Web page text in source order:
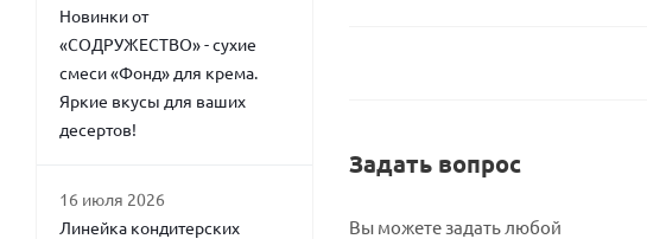
Задать вопрос
Вы можете задать любой
Новинки от
«СОДРУЖЕСТВО» - сухие
смеси «Фонд» для крема.
Яркие вкусы для ваших
десертов!
16 июля 2026
Линейка кондитерских